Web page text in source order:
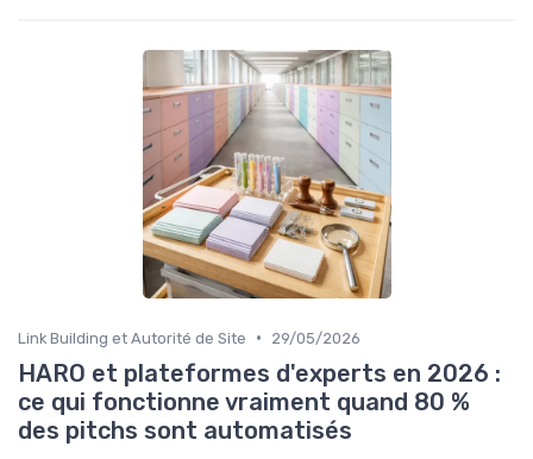
Link Building et Autorité de Site • 29/05/2026
HARO et plateformes d'experts en 2026 :
ce qui fonctionne vraiment quand 80 %
des pitchs sont automatisés